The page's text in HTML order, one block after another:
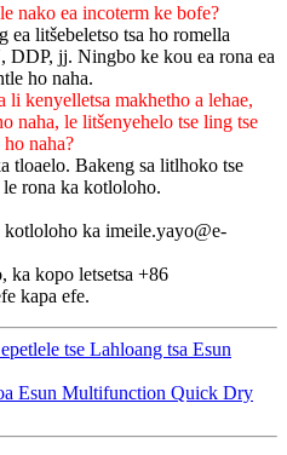
nako ea incoterm ke bofe?
ea litšebeletso tsa ho romella
jj. Ningbo ke kou ea rona ea
ho naha.
li kenyelletsa makhetho a lehae,
naha, le litšenyehelo tse ling tse
naha?
tloaelo. Bakeng sa litlhoko tse
rona ka kotloloho.
ka imeile.yayo@e-
ka kopo letsetsa +86
kapa efe.
tse Lahloang tsa Esun
Esun Multifunction Quick Dry